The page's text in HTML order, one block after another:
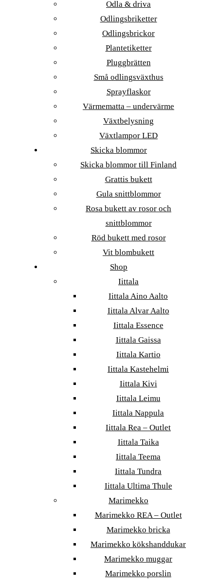
Odla & driva
Odlingsbriketter
Odlingsbrickor
Plantetiketter
Pluggbrätten
Små odlingsväxthus
Sprayflaskor
Värmematta – undervärme
Växtbelysning
Växtlampor LED
Skicka blommor
Skicka blommor till Finland
Grattis bukett
Gula snittblommor
Rosa bukett av rosor och
snittblommor
Röd bukett med rosor
Vit blombukett
Shop
Iittala
Iittala Aino Aalto
Iittala Alvar Aalto
Iittala Essence
Iittala Gaissa
Iittala Kartio
Iittala Kastehelmi
Iittala Kivi
Iittala Leimu
Iittala Nappula
Iittala Rea – Outlet
Iittala Taika
Iittala Teema
Iittala Tundra
Iittala Ultima Thule
Marimekko
Marimekko REA – Outlet
Marimekko bricka
Marimekko kökshanddukar
Marimekko muggar
Marimekko porslin